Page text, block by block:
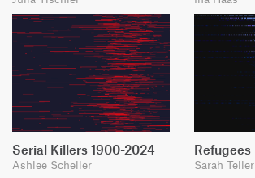
Serial Killers 1900-2024
Ashlee Scheller
Refugees
Sarah Teller